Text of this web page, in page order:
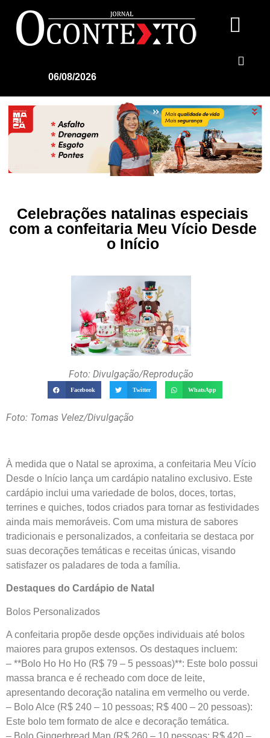
06/08/2026
Celebrações natalinas especiais
com a confeitaria Meu Vício Desde
o Início
Foto: Divulgação/Reprodução
Facebook Twitter WhatsApp
Foto: Tomas Velez/Divulgação
À medida que o Natal se aproxima, a confeitaria Meu Vício
Desde o Início lança um cardápio natalino exclusivo. Este
cardápio inclui uma variedade de bolos, doces, tortas,
terrines e quiches, todos criados para tornar as festividades
ainda mais memoráveis. Com uma mistura de sabores
tradicionais e personalizados, a confeitaria se destaca por
suas decorações temáticas e receitas únicas, visando
satisfazer os paladares de toda a família.
Destaques do Cardápio de Natal
Bolos Personalizados
A confeitaria propõe desde opções individuais até bolos
maiores para grupos extensos. Os destaques incluem:
– **Bolo Ho Ho Ho (R$ 79 – 5 pessoas)**: Este bolo possui
massa branca e é recheado com doce de leite,
apresentando decoração natalina em vermelho ou verde.
– Bolo Alce (R$ 240 – 10 pessoas; R$ 400 – 20 pessoas):
Este bolo tem formato de alce e decoração temática.